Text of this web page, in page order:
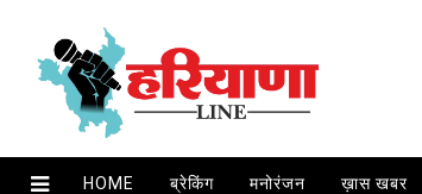
HOME ब्रेकिंग मनोरंजन ख़ास खबर